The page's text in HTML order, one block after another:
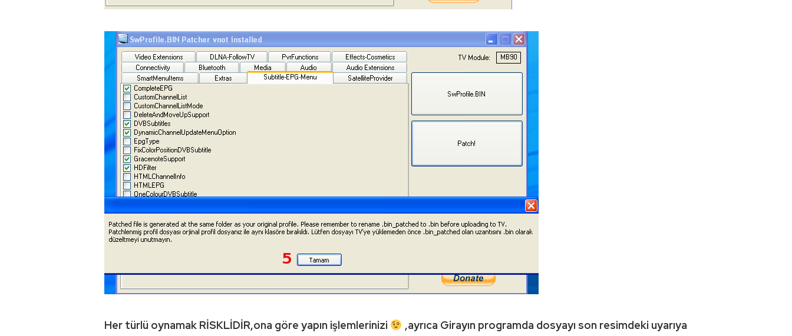
Her türlü oynamak RİSKLİDİR,ona göre yapın işlemlerinizi
,ayrıca Girayın programda dosyayı son resimdeki uyarıya